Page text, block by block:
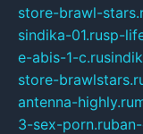
store-brawl-
sindika-01.rusp-
e-abis-1-c.ru
store-
antenna-highly.ru
3-sex-porn.ru